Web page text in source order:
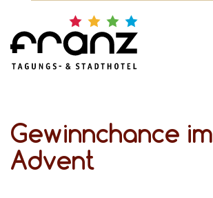
Gewinnchance im
Advent